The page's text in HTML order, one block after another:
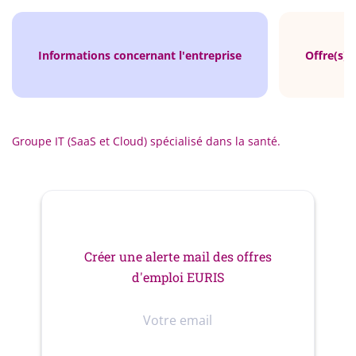
Informations concernant l'entreprise Offre(s)
Groupe IT (SaaS et Cloud) spécialisé dans la santé.
Créer une alerte mail des offres
d'emploi EURIS